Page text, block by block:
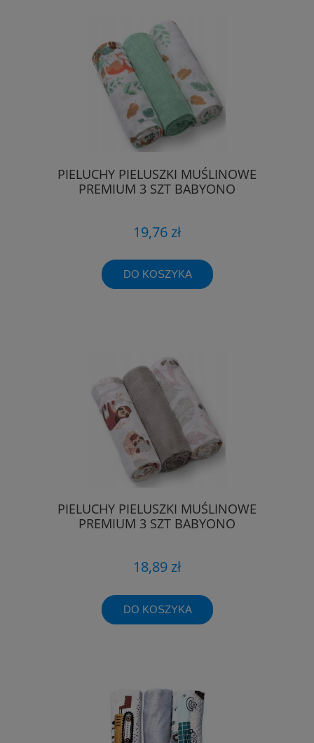
PIELUCHY PIELUSZKI MUŚLINOWE
PREMIUM 3 SZT BABYONO
19,76 zł
DO KOSZYKA
PIELUCHY PIELUSZKI MUŚLINOWE
PREMIUM 3 SZT BABYONO
18,89 zł
DO KOSZYKA